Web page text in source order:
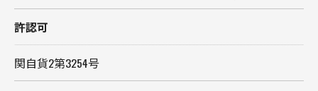
許認可
関自貨2第3254号